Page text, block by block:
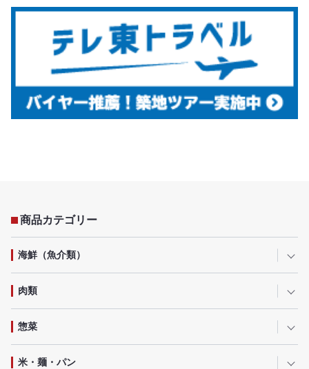
商品カテゴリー
海鮮（魚介類）
肉類
惣菜
米・麺・パン